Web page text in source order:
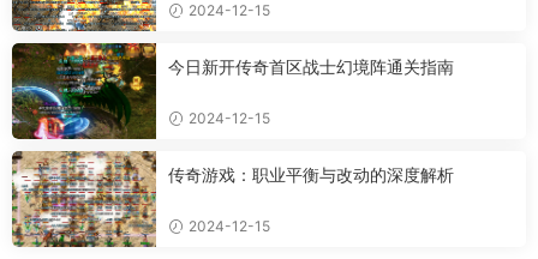
2024-12-15
今日新开传奇首区战士幻境阵通关指南
2024-12-15
传奇游戏：职业平衡与改动的深度解析
2024-12-15